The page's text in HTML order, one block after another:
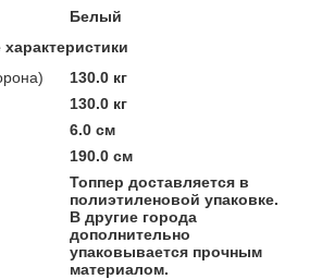
Белый
130.0 кг
130.0 кг
6.0 см
190.0 см
Топпер доставляется в
полиэтиленовой упаковке.
В другие города
дополнительно
упаковывается прочным
материалом.